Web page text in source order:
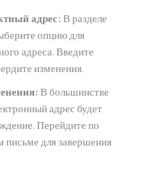
адрес: В разделе
опцию для
адреса. Введите
изменения.
В большинстве
адрес будет
Перейдите по
письме для завершения